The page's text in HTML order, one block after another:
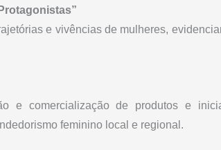
e vivências de mulheres,
e comercialização de produtos e
feminino local e regional.